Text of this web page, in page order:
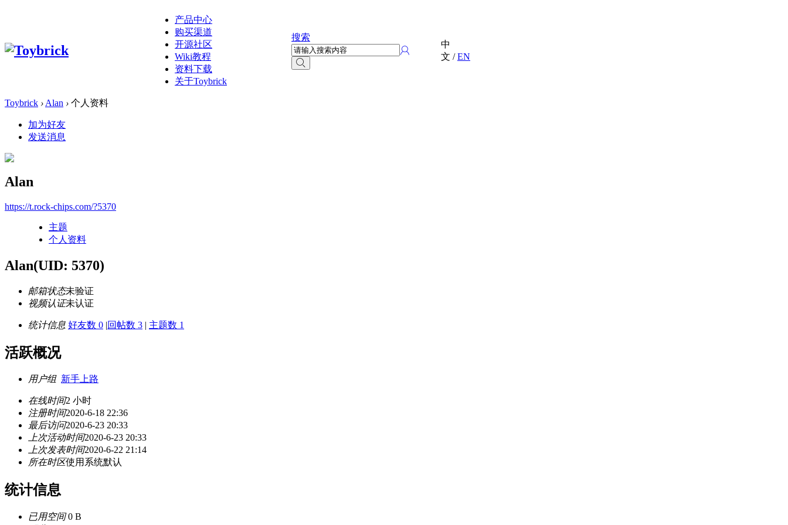
产品中心
购买渠道
开源社区
Wiki教程
资料下载
关于Toybrick
搜索
中
文 /EN
Toybrick › Alan › 个人资料
加为好友
发送消息
Alan
https://t.rock-chips.com/?5370
主题
个人资料
Alan(UID: 5370)
邮箱状态未验证
视频认证未认证
统计信息 好友数 0 |回帖数 3 | 主题数 1
活跃概况
用户组 新手上路
在线时间2 小时
注册时间2020-6-18 22:36
最后访问2020-6-23 20:33
上次活动时间2020-6-23 20:33
上次发表时间2020-6-22 21:14
所在时区使用系统默认
统计信息
已用空间0 B